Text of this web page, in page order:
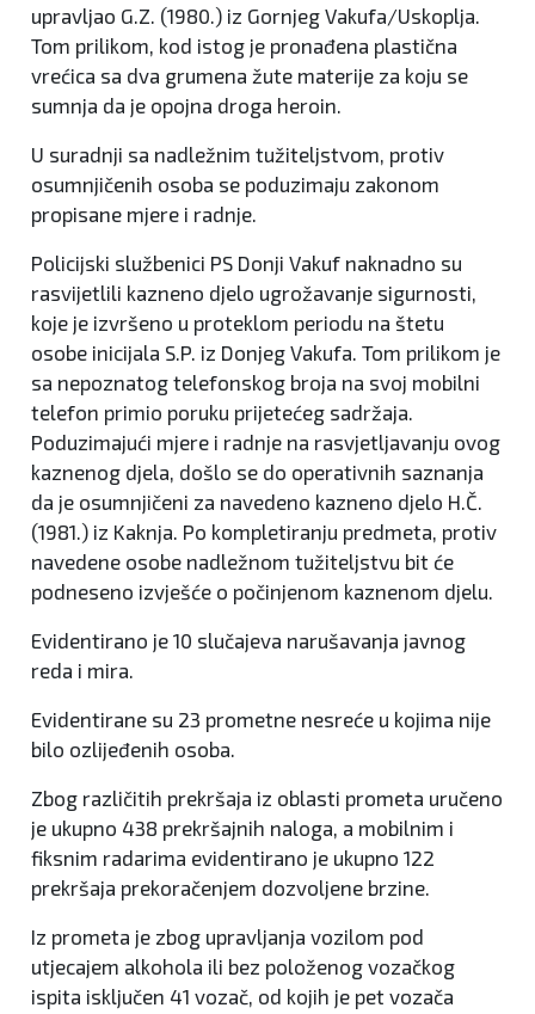
upravljao G.Z. (1980.) iz Gornjeg Vakufa/Uskoplja.
Tom prilikom, kod istog je pronađena plastična
vrećica sa dva grumena žute materije za koju se
sumnja da je opojna droga heroin.
U suradnji sa nadležnim tužiteljstvom, protiv
osumnjičenih osoba se poduzimaju zakonom
propisane mjere i radnje.
Policijski službenici PS Donji Vakuf naknadno su
rasvijetlili kazneno djelo ugrožavanje sigurnosti,
koje je izvršeno u proteklom periodu na štetu
osobe inicijala S.P. iz Donjeg Vakufa. Tom prilikom je
sa nepoznatog telefonskog broja na svoj mobilni
telefon primio poruku prijetećeg sadržaja.
Poduzimajući mjere i radnje na rasvjetljavanju ovog
kaznenog djela, došlo se do operativnih saznanja
da je osumnjičeni za navedeno kazneno djelo H.Č.
(1981.) iz Kaknja. Po kompletiranju predmeta, protiv
navedene osobe nadležnom tužiteljstvu bit će
podneseno izvješće o počinjenom kaznenom djelu.
Evidentirano je 10 slučajeva narušavanja javnog
reda i mira.
Evidentirane su 23 prometne nesreće u kojima nije
bilo ozlijeđenih osoba.
Zbog različitih prekršaja iz oblasti prometa uručeno
je ukupno 438 prekršajnih naloga, a mobilnim i
fiksnim radarima evidentirano je ukupno 122
prekršaja prekoračenjem dozvoljene brzine.
Iz prometa je zbog upravljanja vozilom pod
utjecajem alkohola ili bez položenog vozačkog
ispita isključen 41 vozač, od kojih je pet vozača